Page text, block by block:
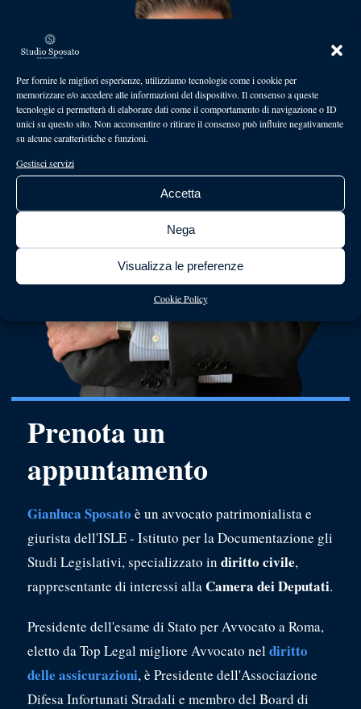
Per fornire le migliori esperienze, utilizziamo tecnologie come i cookie per
memorizzare e/o accedere alle informazioni del dispositivo. Il consenso a queste
tecnologie ci permetterà di elaborare dati come il comportamento di navigazione o ID
unici su questo sito. Non acconsentire o ritirare il consenso può influire negativamente
su alcune caratteristiche e funzioni.
Gestisci servizi
Accetta
Nega
Visualizza le preferenze
Cookie Policy
Prenota un
appuntamento
Gianluca Sposato è un avvocato patrimonialista e
giurista dell'ISLE - Istituto per la Documentazione gli
Studi Legislativi, specializzato in diritto civile,
rappresentante di interessi alla Camera dei Deputati.
Presidente dell'esame di Stato per Avvocato a Roma,
eletto da Top Legal migliore Avvocato nel diritto
delle assicurazioni, è Presidente dell'Associazione
Difesa Infortunati Stradali e membro del Board di